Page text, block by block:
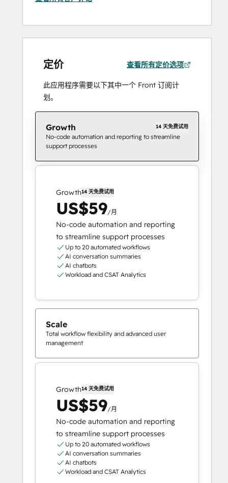
定价 查看所有定价选项
此应用程序需要以下其中一个 Front 订阅计
划。
Growth 14 天免费试用
No-code automation and reporting to streamline
support processes
Growth14 天免费试用
US$59/月
No-code automation and reporting
to streamline support processes
Up to 20 automated workflows
AI conversation summaries
AI chatbots
Workload and CSAT Analytics
Scale
Total workflow flexibility and advanced user
management
Growth14 天免费试用
US$59/月
No-code automation and reporting
to streamline support processes
Up to 20 automated workflows
AI conversation summaries
AI chatbots
Workload and CSAT Analytics